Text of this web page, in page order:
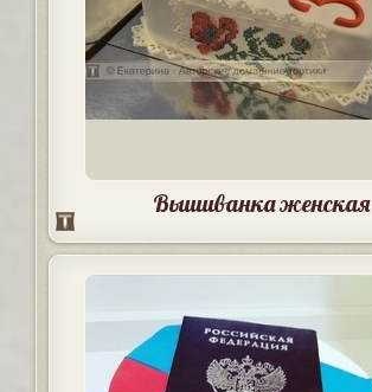
Вышиванка женская